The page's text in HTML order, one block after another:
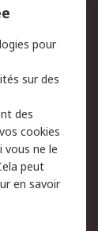
e-mails
pour
sur des
des
cookies
vous ne le
peut
en savoir